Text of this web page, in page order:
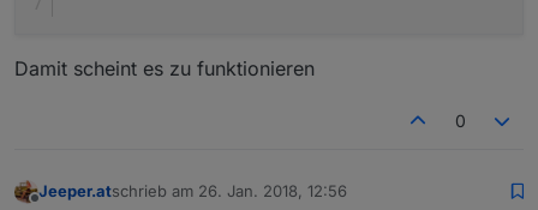
Damit scheint es zu funktionieren
0
Jeeper.atschrieb am 26. Jan. 2018, 12:56
zuletzt editiert von